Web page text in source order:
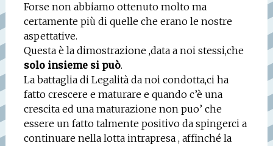
Forse non abbiamo ottenuto molto ma
certamente più di quelle che erano le nostre
aspettative.
Questa è la dimostrazione ,data a noi stessi,che
solo insieme si può.
La battaglia di Legalità da noi condotta,ci ha
fatto crescere e maturare e quando c’è una
crescita ed una maturazione non puo’ che
essere un fatto talmente positivo da spingerci a
continuare nella lotta intrapresa , affinché la